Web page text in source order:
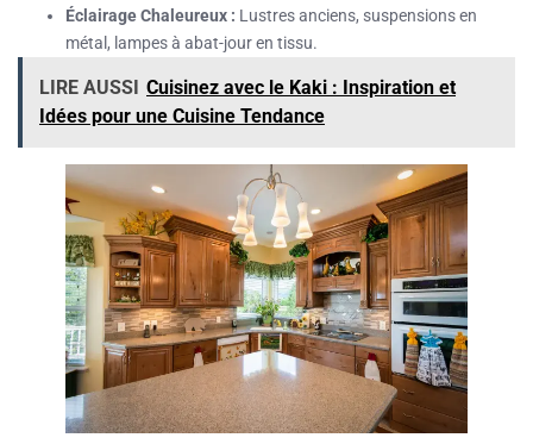
Éclairage Chaleureux : Lustres anciens, suspensions en
métal, lampes à abat-jour en tissu.
LIRE AUSSI Cuisinez avec le Kaki : Inspiration et
Idées pour une Cuisine Tendance